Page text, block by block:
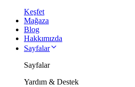
Keşfet
Mağaza
Blog
Hakkımızda
Sayfalar
Sayfalar
Yardım & Destek